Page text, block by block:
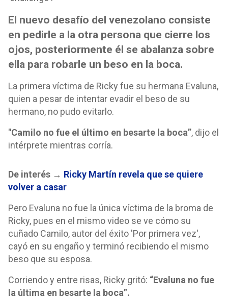
El nuevo desafío del venezolano consiste
en pedirle a la otra persona que cierre los
ojos, posteriormente él se abalanza sobre
ella para robarle un beso en la boca.
La primera víctima de Ricky fue su hermana Evaluna,
quien a pesar de intentar evadir el beso de su
hermano, no pudo evitarlo.
"Camilo no fue el último en besarte la boca”, dijo el
intérprete mientras corría.
De interés → Ricky Martín revela que se quiere
volver a casar
Pero Evaluna no fue la única víctima de la broma de
Ricky, pues en el mismo video se ve cómo su
cuñado Camilo, autor del éxito 'Por primera vez',
cayó en su engaño y terminó recibiendo el mismo
beso que su esposa.
Corriendo y entre risas, Ricky gritó: “Evaluna no fue
la última en besarte la boca”.